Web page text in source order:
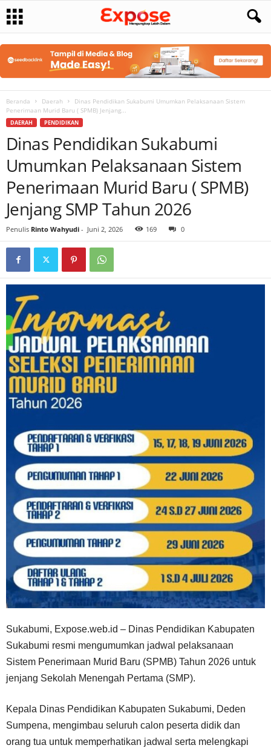
Beranda Daerah
Dinas Pendidikan Sukabumi Umumkan Pelaksanaan Sistem
Penerimaan Murid Baru ( SPMB) Jenjang...
DAERAH PENDIDIKAN
Dinas Pendidikan Sukabumi
Umumkan Pelaksanaan Sistem
Penerimaan Murid Baru ( SPMB)
Jenjang SMP Tahun 2026
Penulis Rinto Wahyudi - Juni 2, 2026 169 0
Sukabumi, Expose.web.id – Dinas Pendidikan Kabupaten
Sukabumi resmi mengumumkan jadwal pelaksanaan
Sistem Penerimaan Murid Baru (SPMB) Tahun 2026 untuk
jenjang Sekolah Menengah Pertama (SMP).
Kepala Dinas Pendidikan Kabupaten Sukabumi, Deden
Sumpena, mengimbau seluruh calon peserta didik dan
orang tua untuk memperhatikan jadwal serta melengkapi